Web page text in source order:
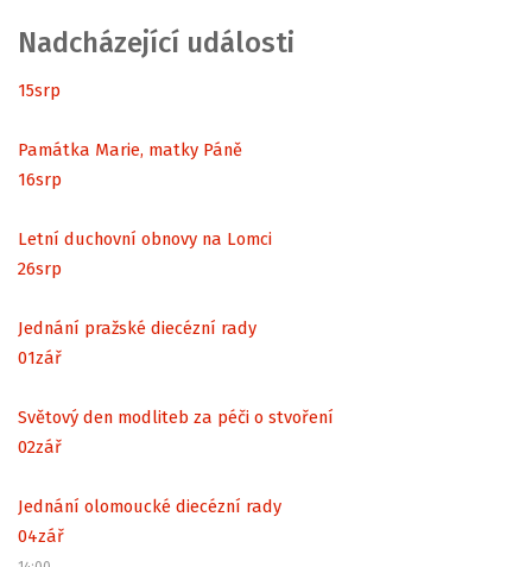
Nadcházející události
15srp
Památka Marie, matky Páně
16srp
Letní duchovní obnovy na Lomci
26srp
Jednání pražské diecézní rady
01zář
Světový den modliteb za péči o stvoření
02zář
Jednání olomoucké diecézní rady
04zář